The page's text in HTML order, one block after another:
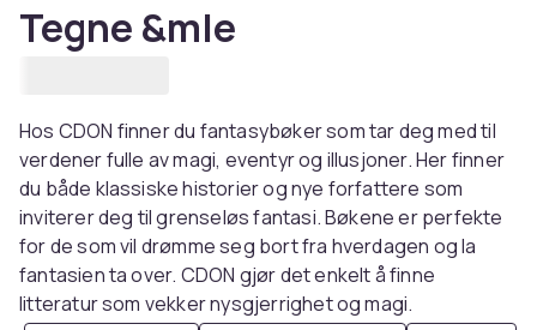
Tegne &mle
Hos CDON finner du fantasybøker som tar deg med til
verdener fulle av magi, eventyr og illusjoner. Her finner
du både klassiske historier og nye forfattere som
inviterer deg til grenseløs fantasi. Bøkene er perfekte
for de som vil drømme seg bort fra hverdagen og la
fantasien ta over. CDON gjør det enkelt å finne
litteratur som vekker nysgjerrighet og magi.